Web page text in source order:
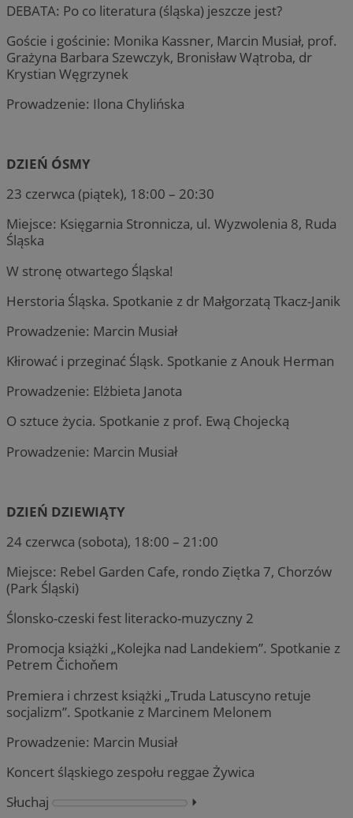
DEBATA: Po co literatura (śląska) jeszcze jest?
Goście i gościnie: Monika Kassner, Marcin Musiał, prof.
Grażyna Barbara Szewczyk, Bronisław Wątroba, dr
Krystian Węgrzynek
Prowadzenie: Ilona Chylińska
DZIEŃ ÓSMY
23 czerwca (piątek), 18:00 – 20:30
Miejsce: Księgarnia Stronnicza, ul. Wyzwolenia 8, Ruda
Śląska
W stronę otwartego Śląska!
Herstoria Śląska. Spotkanie z dr Małgorzatą Tkacz-Janik
Prowadzenie: Marcin Musiał
Kłirować i przeginać Śląsk. Spotkanie z Anouk Herman
Prowadzenie: Elżbieta Janota
O sztuce życia. Spotkanie z prof. Ewą Chojecką
Prowadzenie: Marcin Musiał
DZIEŃ DZIEWIĄTY
24 czerwca (sobota), 18:00 – 21:00
Miejsce: Rebel Garden Cafe, rondo Ziętka 7, Chorzów
(Park Śląski)
Ślonsko-czeski fest literacko-muzyczny 2
Promocja książki „Kolejka nad Landekiem”. Spotkanie z
Petrem Čichoňem
Premiera i chrzest książki „Truda Latuscyno retuje
socjalizm”. Spotkanie z Marcinem Melonem
Prowadzenie: Marcin Musiał
Koncert śląskiego zespołu reggae Żywica
Słuchaj
⏵︎